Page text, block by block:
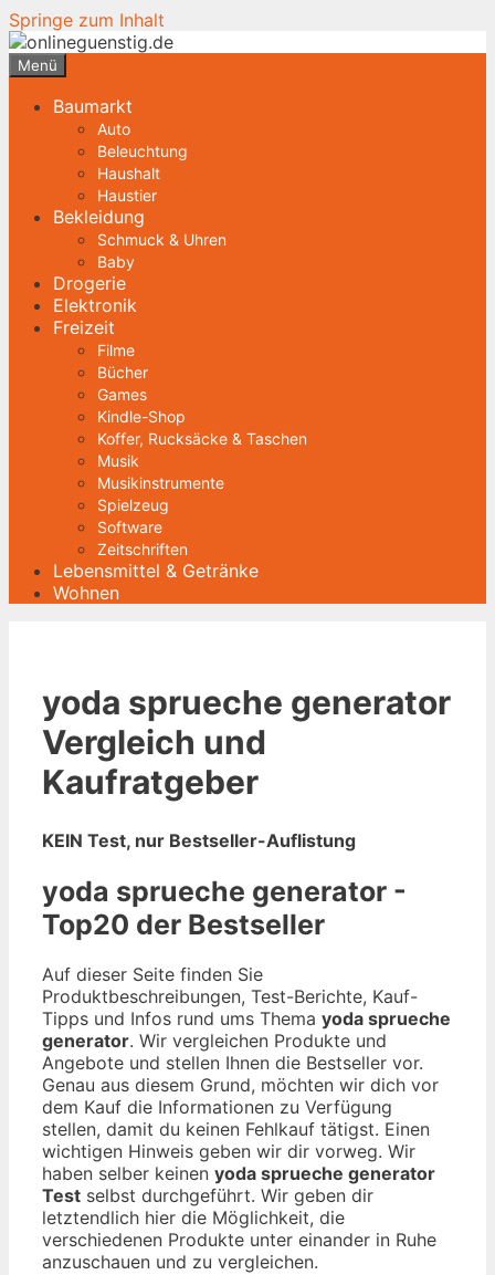
Springe zum Inhalt
Menü
Baumarkt
Auto
Beleuchtung
Haushalt
Haustier
Bekleidung
Schmuck & Uhren
Baby
Drogerie
Elektronik
Freizeit
Filme
Bücher
Games
Kindle-Shop
Koffer, Rucksäcke & Taschen
Musik
Musikinstrumente
Spielzeug
Software
Zeitschriften
Lebensmittel & Getränke
Wohnen
yoda sprueche generator
Vergleich und
Kaufratgeber
KEIN Test, nur Bestseller-Auflistung
yoda sprueche generator -
Top20 der Bestseller
Auf dieser Seite finden Sie
Produktbeschreibungen, Test-Berichte, Kauf-
Tipps und Infos rund ums Thema yoda sprueche
generator. Wir vergleichen Produkte und
Angebote und stellen Ihnen die Bestseller vor.
Genau aus diesem Grund, möchten wir dich vor
dem Kauf die Informationen zu Verfügung
stellen, damit du keinen Fehlkauf tätigst. Einen
wichtigen Hinweis geben wir dir vorweg. Wir
haben selber keinen yoda sprueche generator
Test selbst durchgeführt. Wir geben dir
letztendlich hier die Möglichkeit, die
verschiedenen Produkte unter einander in Ruhe
anzuschauen und zu vergleichen.